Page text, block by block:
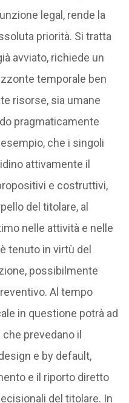
legal, rende la
priorità. Si tratta
avviato, richiede un
temporale ben
risorse, sia umane
pragmaticamente
che i singoli
attivamente il
e costruttivi,
del titolare, al
nelle attività e nelle
tenuto in virtù del
possibilmente
Al tempo
in questione potrà ad
prevedano il
e by default,
e il riporto diretto
del titolare. In